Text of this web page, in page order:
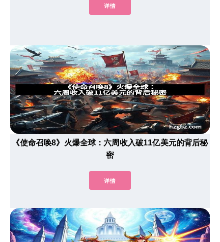
详情
《使命召唤8》火爆全球：六周收入破11亿美元的背后秘
密
详情